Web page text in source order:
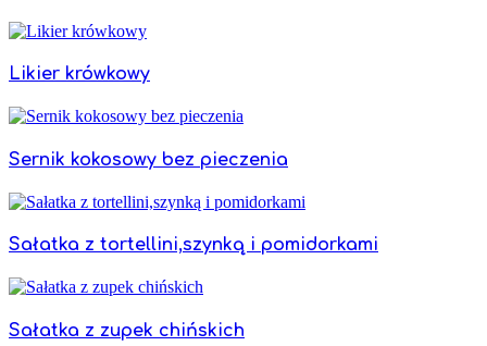
Likier krówkowy
Sernik kokosowy bez pieczenia
Sałatka z tortellini,szynką i pomidorkami
Sałatka z zupek chińskich